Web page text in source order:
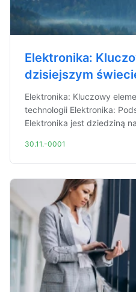
Elektronika:
dzisiejszym
Elektronika: Kluczowy
technologii Elektronika:
Elektronika jest dziedziną
30.11.-0001